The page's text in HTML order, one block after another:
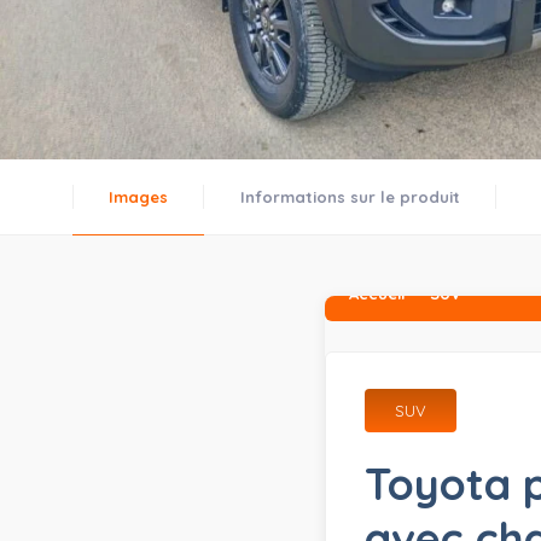
Images Informations sur le produit
Accueil SUV
SUV
Toyota